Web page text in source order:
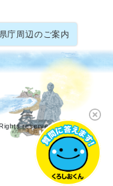
県庁周辺のご案内
reserved.